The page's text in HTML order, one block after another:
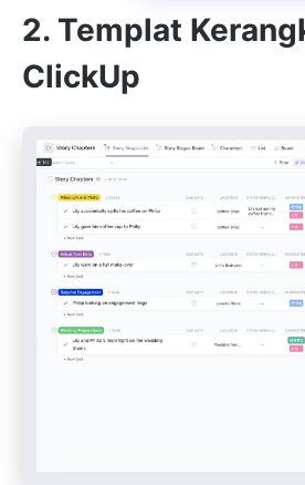
2. Templat
ClickUp